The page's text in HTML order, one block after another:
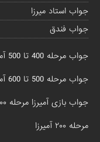
جواب استاد میرزا
جواب فندق
جواب مرحله 400 تا 500 آمیرزا
جواب مرحله 500 تا 600 آمیرزا
جواب بازی آمیرزا مرحله ۱۰۰۰ تا ۲۰۰۰
مرحله ۲۰۰ آمیرزا